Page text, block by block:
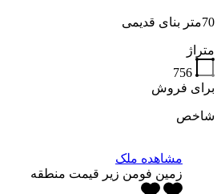
70متر بنای قدیمی
متراژ
756
برای فروش
شاخص
مشاهده ملک
زمین فومن زیر قیمت منطقه